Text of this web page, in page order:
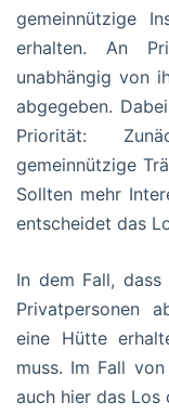
gemeinnützige
erhalten. An
unabhängig von
abgegeben.
Priorität:
gemeinnützige
Sollten mehr
entscheidet das
In dem Fall,
Privatpersonen
eine Hütte
muss. Im Fall
auch hier das Los